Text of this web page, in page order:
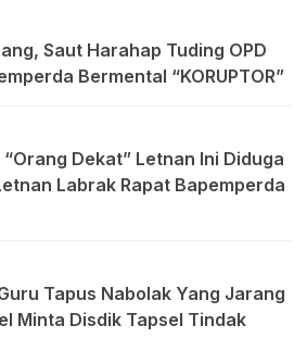
Saut Harahap Tuding OPD
Bermental “KORUPTOR”
Dekat” Letnan Ini Diduga
Labrak Rapat Bapemperda
Tapus Nabolak Yang Jarang
Minta Disdik Tapsel Tindak